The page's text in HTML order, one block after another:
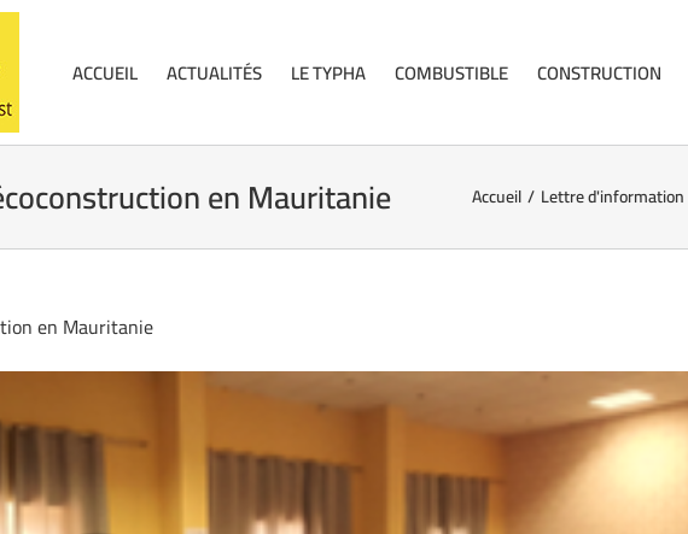
ACCUEIL ACTUALITÉS LE TYPHA COMBUSTIBLE CONSTRUCTION
en Mauritanie Accueil/ Lettre
en Mauritanie